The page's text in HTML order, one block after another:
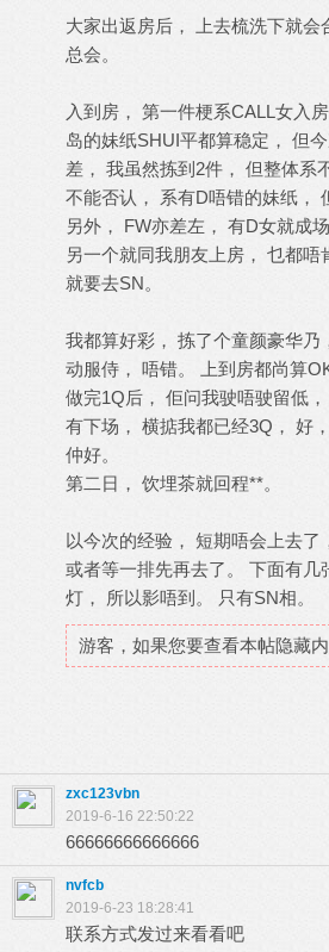
大家出返房后， 上去梳洗下就会
总会。
入到房， 第一件梗系CALL女入
岛的妹纸SHUI平都算稳定， 但
差， 我虽然拣到2件， 但整体系
不能否认， 系有D唔错的妹纸，
另外， FW亦差左， 有D女就成
另一个就同我朋友上房， 乜都
就要去SN。
我都算好彩， 拣了个童颜豪华乃
动服侍， 唔错。 上到房都尚算
做完1Q后， 佢问我驶唔驶留低
有下场， 横掂我都已经3Q， 好
仲好。
第二日， 饮埋茶就回程**。
以今次的经验， 短期唔会上去了
或者等一排先再去了。 下面有几
灯， 所以影唔到。 只有SN相。
游客，如果您要查看本帖隐藏
zxc123vbn
2019-6-16 22:50:22
66666666666666
nvfcb
2019-6-23 18:28:41
联系方式发过来看看吧